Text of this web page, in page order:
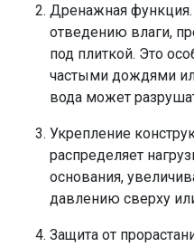
Дренажная функция.
отведению влаги,
под плиткой. Это
частыми дождями
вода может
Укрепление
распределяет
основания,
давлению сверху
Защита от